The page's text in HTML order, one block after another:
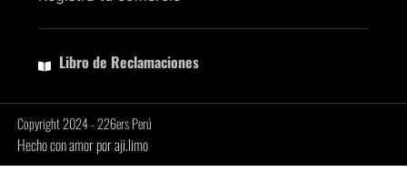
Libro de Reclamaciones
Copyright 2024 - 226ers Perú
Hecho con amor por aji.limo